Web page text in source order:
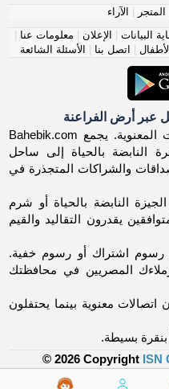
المتجر | الآراء
البيانات | الإعلان | معلومات عنا |
| اتصل بنا | الأسئلة الشائعة
عبر أرض الفراعنة
اكتشف منصة مصر الأولى للاتصالات المعنوية. يجمع Bahebik.com
النابضة بالحياة إلى ساحل
والشراكات المتجذرة في
النابضة بالحياة أو شرم
يقدرون التقاليد والقيم
رسوم اشتراك أو رسوم خفية.
المصريين في محافظتك
معنوية بينما يحتفلون
بنقرة بسيطة.
© 2026 Copyright ISN